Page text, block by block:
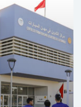
Al Massira